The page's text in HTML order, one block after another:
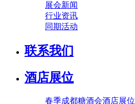
展会新闻
行业资讯
同期活动
联系我们
酒店展位
春季成都糖酒会酒店展位